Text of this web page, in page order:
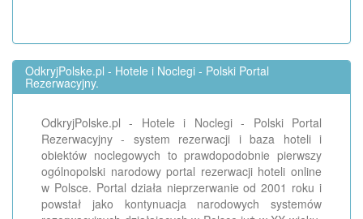
OdkryjPolske.pl - Hotele i Noclegi - Polski Portal
Rezerwacyjny.
OdkryjPolske.pl - Hotele i Noclegi - Polski Portal
Rezerwacyjny - system rezerwacji i baza hoteli i
obiektów noclegowych to prawdopodobnie pierwszy
ogólnopolski narodowy portal rezerwacji hoteli online
w Polsce. Portal działa nieprzerwanie od 2001 roku i
powstał jako kontynuacja narodowych systemów